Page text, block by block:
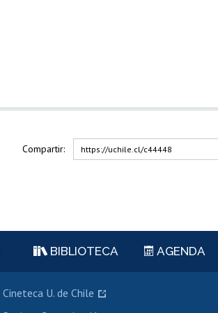
Compartir: https://uchile.cl/c44448
BIBLIOTECA AGENDA
Cineteca U. de Chile